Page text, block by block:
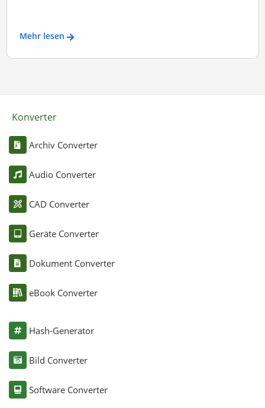
Mehr lesen
Konverter
Archiv Converter
Audio Converter
CAD Converter
Geräte Converter
Dokument Converter
eBook Converter
Hash-Generator
Bild Converter
Software Converter